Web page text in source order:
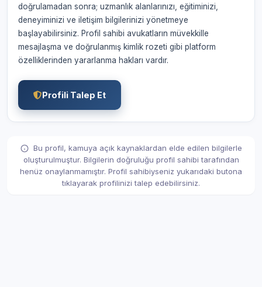
doğrulamadan sonra; uzmanlık alanlarınızı, eğitiminizi,
deneyiminizi ve iletişim bilgilerinizi yönetmeye
başlayabilirsiniz. Profil sahibi avukatların müvekkille
mesajlaşma ve doğrulanmış kimlik rozeti gibi platform
özelliklerinden yararlanma hakları vardır.
Profili Talep Et
Bu profil, kamuya açık kaynaklardan elde edilen bilgilerle
oluşturulmuştur. Bilgilerin doğruluğu profil sahibi tarafından
henüz onaylanmamıştır. Profil sahibiyseniz yukarıdaki butona
tıklayarak profilinizi talep edebilirsiniz.